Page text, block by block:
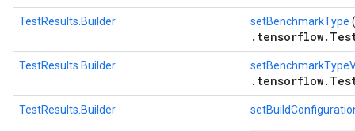
TestResults.Builder setBenchmarkType
TestResults.Builder
TestResults.Builder